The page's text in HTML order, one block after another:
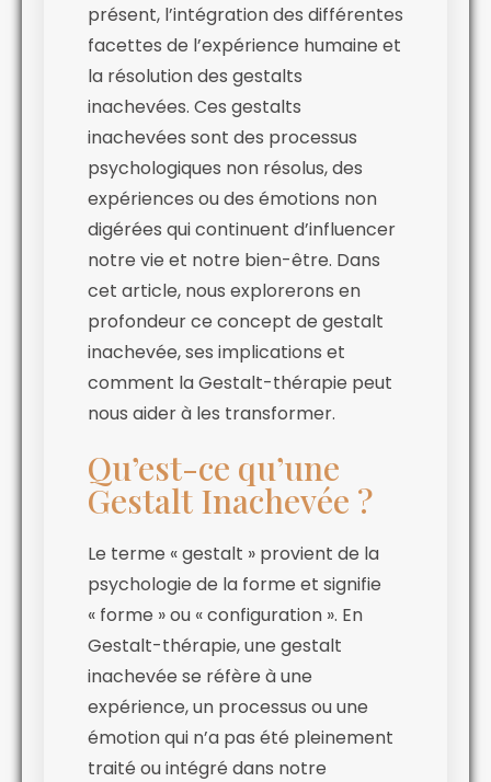
présent, l’intégration des différentes
facettes de l’expérience humaine et
la résolution des gestalts
inachevées. Ces gestalts
inachevées sont des processus
psychologiques non résolus, des
expériences ou des émotions non
digérées qui continuent d’influencer
notre vie et notre bien-être. Dans
cet article, nous explorerons en
profondeur ce concept de gestalt
inachevée, ses implications et
comment la Gestalt-thérapie peut
nous aider à les transformer.
Qu’est-ce qu’une
Gestalt Inachevée ?
Le terme « gestalt » provient de la
psychologie de la forme et signifie
« forme » ou « configuration ». En
Gestalt-thérapie, une gestalt
inachevée se réfère à une
expérience, un processus ou une
émotion qui n’a pas été pleinement
traité ou intégré dans notre